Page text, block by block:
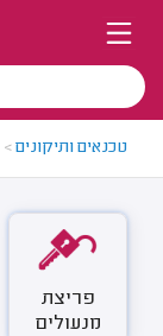
טכנאים ותיקונים>
פריצת
מנעולים